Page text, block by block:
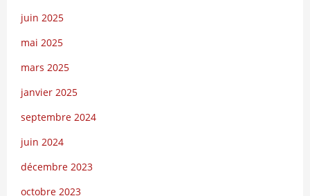
juin 2025
mai 2025
mars 2025
janvier 2025
septembre 2024
juin 2024
décembre 2023
octobre 2023